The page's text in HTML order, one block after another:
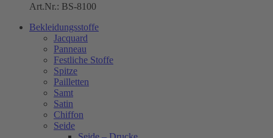
Art.Nr.: BS-8100
Bekleidungsstoffe
Jacquard
Panneau
Festliche Stoffe
Spitze
Pailletten
Samt
Satin
Chiffon
Seide